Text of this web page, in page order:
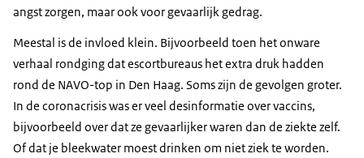
angst zorgen, maar ook voor gevaarlijk gedrag.
Meestal is de invloed klein. Bijvoorbeeld toen het onware
verhaal rondging dat escortbureaus het extra druk hadden
rond de NAVO-top in Den Haag. Soms zijn de gevolgen groter.
In de coronacrisis was er veel desinformatie over vaccins,
bijvoorbeeld over dat ze gevaarlijker waren dan de ziekte zelf.
Of dat je bleekwater moest drinken om niet ziek te worden.